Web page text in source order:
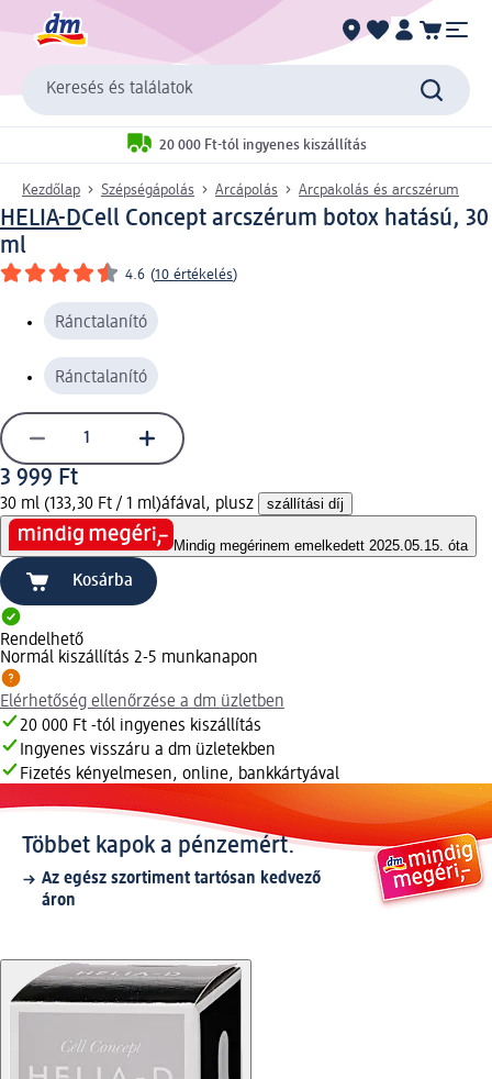
Keresés és találatok
20 000 Ft-tól ingyenes kiszállítás
Kezdőlap Szépségápolás Arcápolás Arcpakolás és arcszérum
HELIA-DCell Concept arcszérum botox hatású, 30
ml
4.6 (10 értékelés)
Ránctalanító
Ránctalanító
3 999 Ft
30 ml (133,30 Ft / 1 ml)áfával, plusz szállítási díj
Mindig megérinem emelkedett 2025.05.15. óta
Kosárba
Rendelhető
Normál kiszállítás 2-5 munkanapon
Elérhetőség ellenőrzése a dm üzletben
20 000 Ft -tól ingyenes kiszállítás
Ingyenes visszáru a dm üzletekben
Fizetés kényelmesen, online, bankkártyával
Többet kapok a pénzemért.
Az egész szortiment tartósan kedvező
áron